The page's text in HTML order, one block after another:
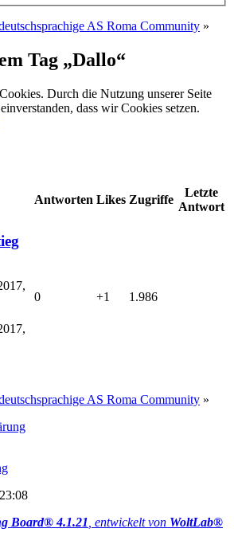
AS Roma Community »
Tag „Dallo“
Durch die Nutzung unserer Seite
dass wir Cookies setzen.
Antworten Likes Zugriffe
Letzte
Antwort
0 +1 1.986
AS Roma Community »
Board® 4.1.21 , entwickelt von WoltLab®